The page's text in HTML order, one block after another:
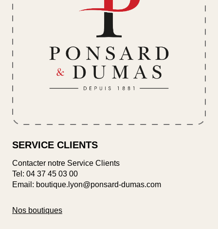
SERVICE CLIENTS
Contacter notre Service Clients
Tel: 04 37 45 03 00
Email: boutique.lyon@ponsard-dumas.com
Nos boutiques